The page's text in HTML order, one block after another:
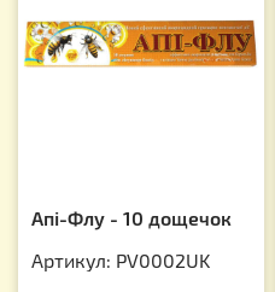
Апі-Флу - 10 дощечок
Артикул: PV0002UK